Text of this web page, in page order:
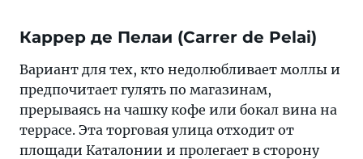
Каррер де Пелаи (Carrer de Pelai)
Вариант для тех, кто недолюбливает моллы и
предпочитает гулять по магазинам,
прерываясь на чашку кофе или бокал вина на
террасе. Эта торговая улица отходит от
площади Каталонии и пролегает в сторону